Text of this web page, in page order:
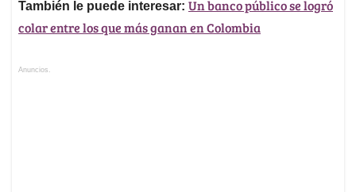
También le puede interesar: Un banco público se logró
colar entre los que más ganan en Colombia
Anuncios.